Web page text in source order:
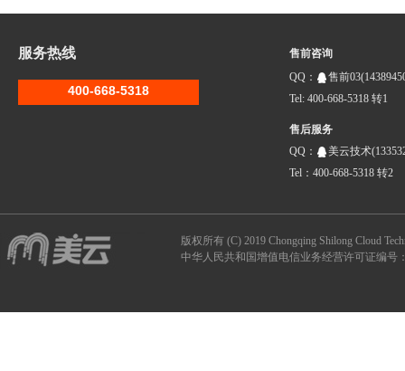
服务热线
400-668-5318
售前咨询
QQ：
售前
Tel: 400-668-5318 转1
售后服务
QQ：
美云技术
Tel：400-668-5318 转2
版权所有 (C) 2019 Chongqing Shilong Cloud
中华人民共和国增值电信业务经营许可证编号